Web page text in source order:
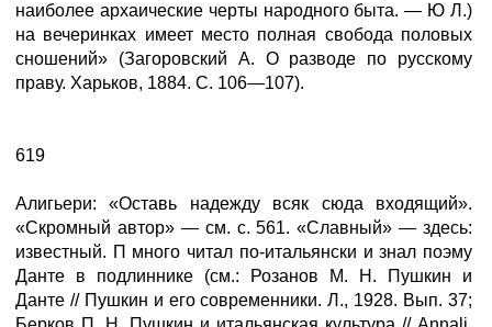
наиболее архаические черты народного быта. — Ю Л.)
на вечеринках имеет место полная свобода половых
сношений» (Загоровский А. О разводе по русскому
праву. Харьков, 1884. С. 106—107).
619
Алигьери: «Оставь надежду всяк сюда входящий».
«Скромный автор» — см. с. 561. «Славный» — здесь:
известный. П много читал по-итальянски и знал поэму
Данте в подлиннике (см.: Розанов М. Н. Пушкин и
Данте // Пушкин и его современники. Л., 1928. Вып. 37;